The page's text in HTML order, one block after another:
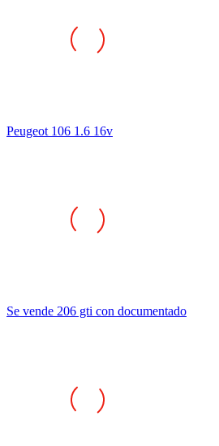
Peugeot 106 1.6 16v
Se vende 206 gti con documentado